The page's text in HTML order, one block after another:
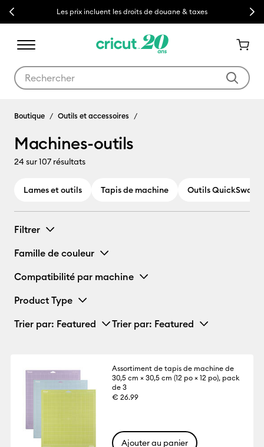
Previous Les prix incluent les droits de douane & taxes Next
Machines-outils
Boutique Outils et accessoires
Machines-outils
24sur 107 résultats
Lames et outils Tapis de machine Outils QuickSwap
Filtrer
Famille de couleur
Compatibilité par machine
Product Type
Trier par: Featured Trier par: Featured
Assortiment de tapis de machine de
30,5 cm × 30,5 cm (12 po × 12 po), pack
de 3
€ 26.99
Ajouter au panier